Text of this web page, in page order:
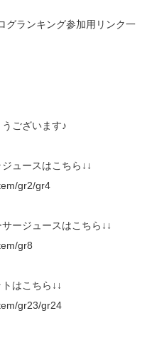
ございます♪
ュースはこちら↓↓
gr2/gr4
ージュースはこちら↓↓
gr8
はこちら↓↓
gr23/gr24